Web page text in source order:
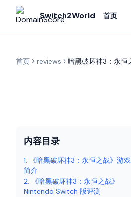
Switch2World 首页
首页 reviews 暗黑破坏神3：永
内容目录
1. 《暗黑破坏神3：永恒之战》游戏
简介
2. 《暗黑破坏神3：永恒之战》
Nintendo Switch 版评测